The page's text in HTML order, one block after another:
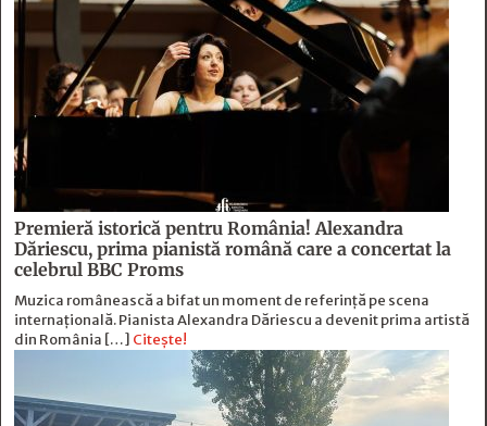
Premieră istorică pentru România! Alexandra
Dăriescu, prima pianistă română care a concertat la
celebrul BBC Proms
Muzica românească a bifat un moment de referință pe scena
internațională. Pianista Alexandra Dăriescu a devenit prima artistă
din România […] Citește!